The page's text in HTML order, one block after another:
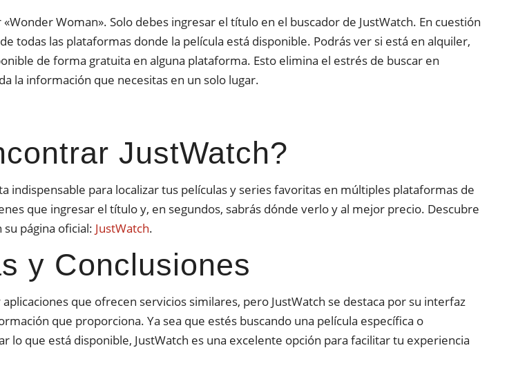
Woman». Solo debes ingresar el título en el buscador de JustWatch. En cuestión
todas las plataformas donde la película está disponible. Podrás ver si está en alquiler,
de forma gratuita en alguna plataforma. Esto elimina el estrés de buscar en
la información que necesitas en un solo lugar.
JustWatch?
indispensable para localizar tus películas y series favoritas en múltiples plataformas de
que ingresar el título y, en segundos, sabrás dónde verlo y al mejor precio. Descubre
página oficial: JustWatch.
y Conclusiones
que ofrecen servicios similares, pero JustWatch se destaca por su interfaz
que proporciona. Ya sea que estés buscando una película específica o
lo que está disponible, JustWatch es una excelente opción para facilitar tu experiencia